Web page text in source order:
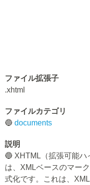
ファイル拡張子
.xhtml
ファイルカテゴリ
🔵 documents
説明
🔵 XHTML（拡張可能ハ
は、XMLベースのマー
式化です。これは、